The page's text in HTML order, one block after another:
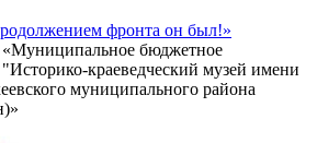
фронта он был!»
бюджетное
краеведческий музей имени
муниципального района